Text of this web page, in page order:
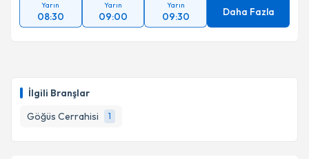
İlgili Branşlar
Göğüs Cerrahisi
1
Yarın
08:30
Yarın
09:00
Yarın
09:30 Daha Fazla